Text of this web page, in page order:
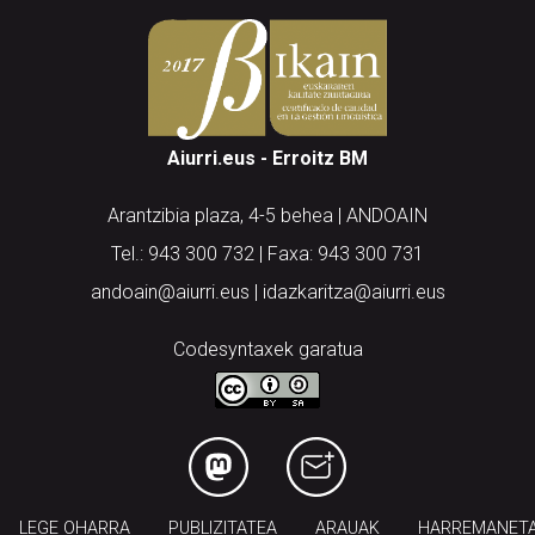
Aiurri.eus - Erroitz BM
Arantzibia plaza, 4-5 behea | ANDOAIN
Tel.: 943 300 732 | Faxa: 943 300 731
andoain@aiurri.eus | idazkaritza@aiurri.eus
Codesyntaxek garatua
LEGE OHARRA PUBLIZITATEA ARAUAK